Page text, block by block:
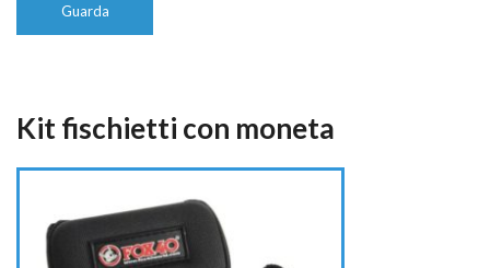
Guarda
Kit fischietti con moneta